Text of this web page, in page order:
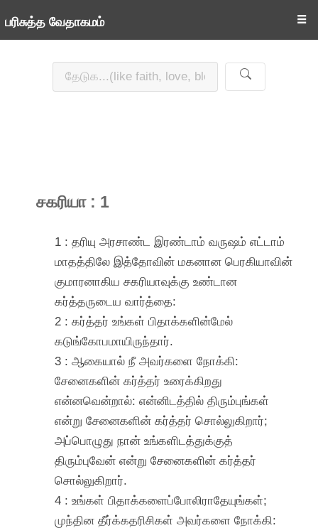
பரிசுத்த வேதாகமம் ☰
சகரியா : 1
1 : தரியு அரசாண்ட இரண்டாம் வருஷம் எட்டாம்
மாதத்திலே இத்தோவின் மகனான பெரகியாவின்
குமாரனாகிய சகரியாவுக்கு உண்டான
கர்த்தருடைய வார்த்தை:
2 : கர்த்தர் உங்கள் பிதாக்களின்மேல்
கடுங்கோபமாயிருந்தார்.
3 : ஆகையால் நீ அவர்களை நோக்கி:
சேனைகளின் கர்த்தர் உரைக்கிறது
என்னவென்றால்: என்னிடத்தில் திரும்புங்கள்
என்று சேனைகளின் கர்த்தர் சொல்லுகிறார்;
அப்பொழுது நான் உங்களிடத்துக்குத்
திரும்புவேன் என்று சேனைகளின் கர்த்தர்
சொல்லுகிறார்.
4 : உங்கள் பிதாக்களைப்போலிராதேயுங்கள்;
முந்தின தீர்க்கதரிசிகள் அவர்களை நோக்கி: